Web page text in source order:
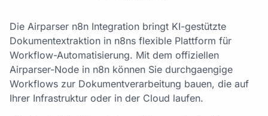
Die Airparser n8n Integration bringt KI-gestützte
Dokumentextraktion in n8ns flexible Plattform für
Workflow-Automatisierung. Mit dem offiziellen
Airparser-Node in n8n können Sie durchgaengige
Workflows zur Dokumentverarbeitung bauen, die auf
Ihrer Infrastruktur oder in der Cloud laufen.